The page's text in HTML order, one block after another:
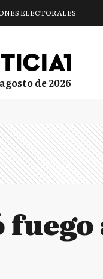
ELECTORALES
de 2026